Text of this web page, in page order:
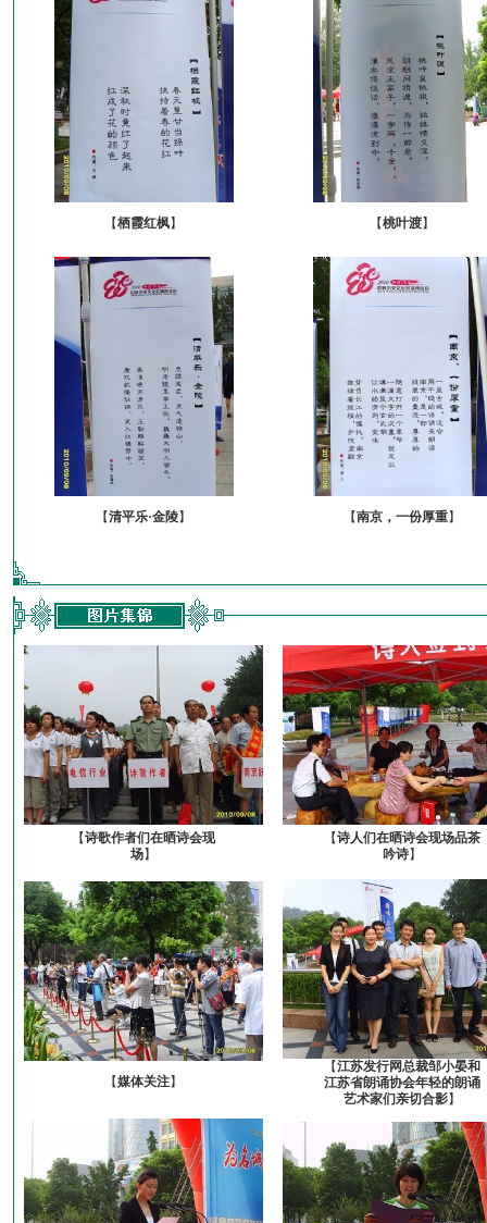
【栖霞红枫】 【桃叶渡】
【清平乐·金陵】 【南京，一份厚重】
【诗歌作者们在晒诗会现
场】
【诗人们在晒诗会现场品茶
吟诗】
【媒体关注】
【江苏发行网总裁邹小晏和
江苏省朗诵协会年轻的朗诵
艺术家们亲切合影】